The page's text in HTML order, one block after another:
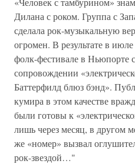
Дилана с роком. Группа с
сделала рок-музыкальную
огромен. В результате в
фолк-фестивале в Ньюпорте
сопровождении
Баттерфилд блюз бэнд».
кумира в этом качестве
были готовы к
лишь через месяц, в другом
же «номер» вызвал
рок-звездой…"